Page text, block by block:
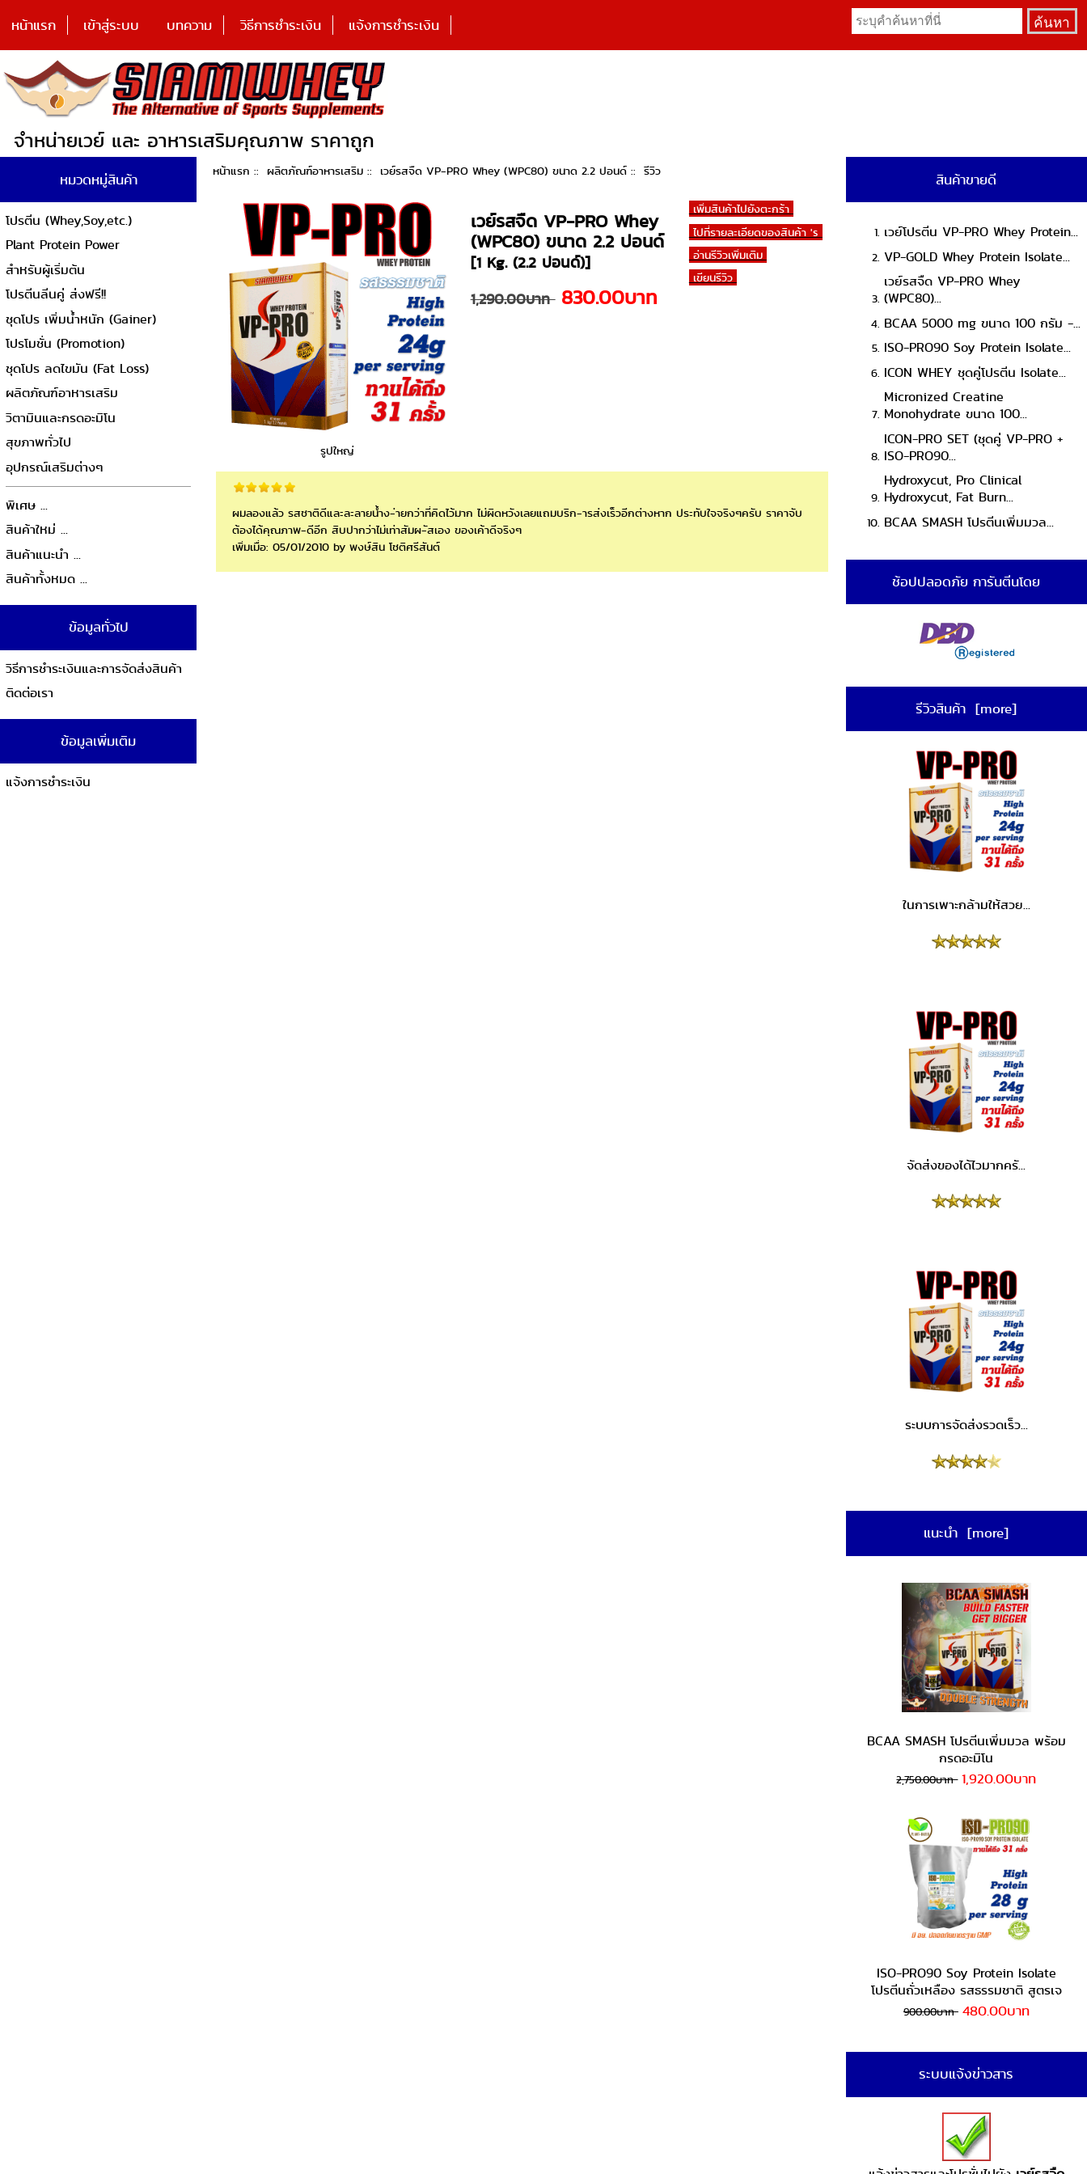
หน้าแรก เข้าสู่ระบบ บทความ วิธีการชำระเงิน แจ้งการชำระเงิน
จำหน่ายเวย์ และ อาหารเสริมคุณภาพ ราคาถูก
หมวดหมู่สินค้า
โปรตีน (Whey,Soy,etc.)
Plant Protein Power
สำหรับผู้เริ่มต้น
โปรตีนลีนคู่ ส่งฟรี!!
ชุดโปร เพิ่มน้ำหนัก (Gainer)
โปรโมชั่น (Promotion)
ชุดโปร ลดไขมัน (Fat Loss)
ผลิตภัณฑ์อาหารเสริม
วิตามินและกรดอะมิโน
สุขภาพทั่วไป
อุปกรณ์เสริมต่างๆ
พิเศษ ...
สินค้าใหม่ ...
สินค้าแนะนำ ...
สินค้าทั้งหมด ...
ข้อมูลทั่วไป
วิธีการชำระเงินและการจัดส่งสินค้า
ติดต่อเรา
ข้อมูลเพิ่มเติม
แจ้งการชำระเงิน
หน้าแรก :: ผลิตภัณฑ์อาหารเสริม:: เวย์รสจืด VP-PRO Whey (WPC80) ขนาด 2.2 ปอนด์:: รีวิว
รูปใหญ่
เพิ่มสินค้าไปยังตะกร้า
ไปที่รายละเอียดของสินค้า 's
อ่านรีวิวเพิ่มเติม
เขียนรีวิว
เวย์รสจืด VP-PRO Whey
(WPC80) ขนาด 2.2 ปอนด์
[1 Kg. (2.2 ปอนด์)]
1,290.00บาท 830.00บาท
ผมลองแล้ว รสชาติดีและละลายน้ำง-่ายกว่าที่คิดไว้มาก ไม่ผิดหวังเลยแถมบริก-ารส่งเร็วอีกต่างหาก ประทับใจจริงๆครับ ราคาจับ
ต้องได้คุณภาพ-ดีอีก สิบปากว่าไม่เท่าสัมผ-ัสเอง ของเค้าดีจริงๆ
เพิ่มเมื่อ: 05/01/2010 by พงษ์สิน โชติศรีสันต์
สินค้าขายดี
เวย์โปรตีน VP-PRO Whey Protein...
VP-GOLD Whey Protein Isolate...
เวย์รสจืด VP-PRO Whey
(WPC80)...
BCAA 5000 mg ขนาด 100 กรัม -...
ISO-PRO90 Soy Protein Isolate...
ICON WHEY ชุดคู่โปรตีน Isolate...
Micronized Creatine
Monohydrate ขนาด 100...
ICON-PRO SET (ชุดคู่ VP-PRO +
ISO-PRO90...
Hydroxycut, Pro Clinical
Hydroxycut, Fat Burn...
BCAA SMASH โปรตีนเพิ่มมวล...
ช้อปปลอดภัย การันตีนโดย
รีวิวสินค้า [more]
ในการเพาะกล้ามให้สวย...
จัดส่งของได้ไวมากครั...
ระบบการจัดส่งรวดเร็ว...
แนะนำ [more]
BCAA SMASH โปรตีนเพิ่มมวล พร้อม
กรดอะมิโน
2,750.00บาท 1,920.00บาท
ISO-PRO90 Soy Protein Isolate
โปรตีนถั่วเหลือง รสธรรมชาติ สูตรเจ
900.00บาท 480.00บาท
ระบบแจ้งข่าวสาร